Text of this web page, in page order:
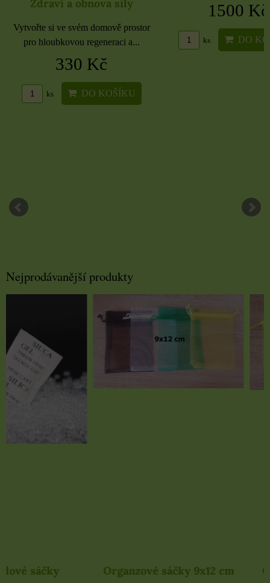
1500 Kč
ks DO KOŠÍKU
Samolepky černé
rozbaleno
Nejprodávanější produkty
Organzové sáčky 9x12 cm Organzové sáčky